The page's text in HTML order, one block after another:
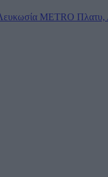
METRO Πλατυ,